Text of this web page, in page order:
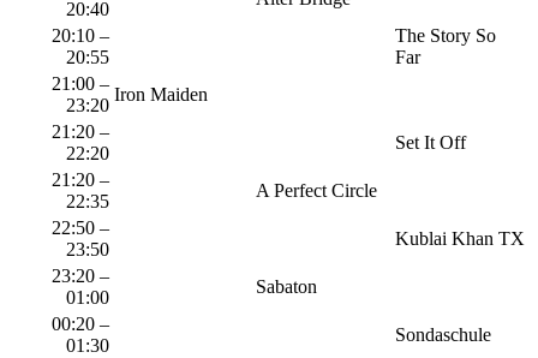
20:40
20:10 –
20:55
The Story So
Far
21:00 –
23:20
Iron Maiden
21:20 –
22:20
Set It Off
21:20 –
22:35
A Perfect Circle
22:50 –
23:50
Kublai Khan TX
23:20 –
01:00
Sabaton
00:20 –
01:30
Sondaschule